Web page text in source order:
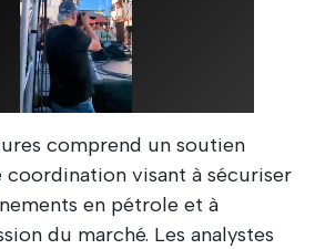
comprend un soutien
coordination visant à sécuriser
en pétrole et à
du marché. Les analystes